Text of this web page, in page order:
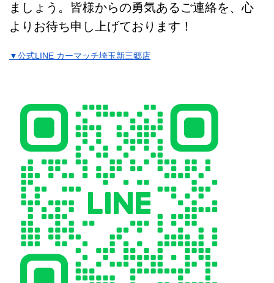
ましょう。皆様からの勇気あるご連絡を、心
よりお待ち申し上げております！
▼公式LINE カーマッチ埼玉新三郷店